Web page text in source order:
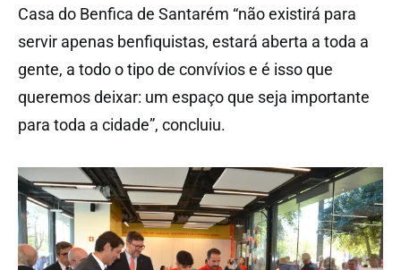
Casa do Benfica de Santarém “não existirá para
servir apenas benfiquistas, estará aberta a toda a
gente, a todo o tipo de convívios e é isso que
queremos deixar: um espaço que seja importante
para toda a cidade”, concluiu.